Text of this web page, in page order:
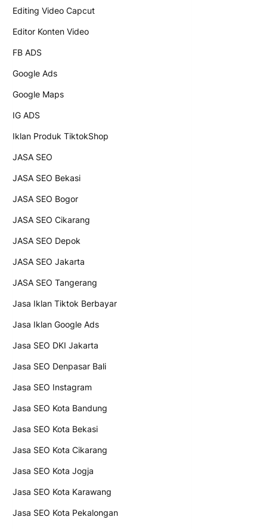
Editing Video Capcut
Editor Konten Video
FB ADS
Google Ads
Google Maps
IG ADS
Iklan Produk TiktokShop
JASA SEO
JASA SEO Bekasi
JASA SEO Bogor
JASA SEO Cikarang
JASA SEO Depok
JASA SEO Jakarta
JASA SEO Tangerang
Jasa Iklan Tiktok Berbayar
Jasa Iklan Google Ads
Jasa SEO DKI Jakarta
Jasa SEO Denpasar Bali
Jasa SEO Instagram
Jasa SEO Kota Bandung
Jasa SEO Kota Bekasi
Jasa SEO Kota Cikarang
Jasa SEO Kota Jogja
Jasa SEO Kota Karawang
Jasa SEO Kota Pekalongan